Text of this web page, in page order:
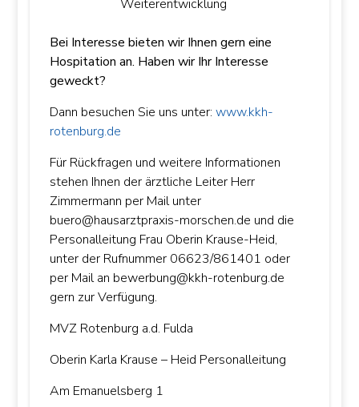
Weiterentwicklung
Bei Interesse bieten wir Ihnen gern eine
Hospitation an. Haben wir Ihr Interesse
geweckt?
Dann besuchen Sie uns unter:www.kkh-
rotenburg.de
Für Rückfragen und weitere Informationen
stehen Ihnen der ärztliche Leiter Herr
Zimmermann per Mail unter
buero@hausarztpraxis-morschen.de und die
Personalleitung Frau Oberin Krause-Heid,
unter der Rufnummer 06623/861401 oder
per Mail an bewerbung@kkh-rotenburg.de
gern zur Verfügung.
MVZ Rotenburg a.d. Fulda
Oberin Karla Krause – Heid Personalleitung
Am Emanuelsberg 1